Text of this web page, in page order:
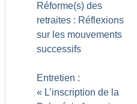
Réforme(s) des
retraites : Réflexions
sur les mouvements
successifs
Entretien :
« L’inscription de la